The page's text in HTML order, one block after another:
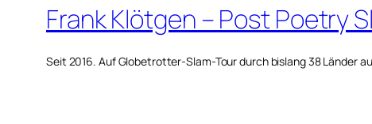
Frank Klötgen – Post Poetry
Seit 2016. Auf Globetrotter-Slam-Tour durch bislang 38 Länder